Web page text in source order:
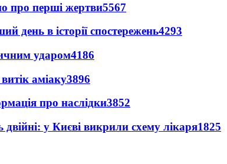
про перші жертви5567
день в історії спостережень4293
ударом4186
аміаку3896
про наслідки3852
двійні: у Києві викрили схему лікаря1825